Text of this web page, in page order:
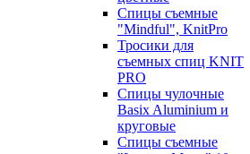
Спицы съемные
"Mindful", KnitPro
Тросики для
съемных спиц KNIT
PRO
Спицы чулочные
Basix Aluminium и
круговые
Спицы съемные